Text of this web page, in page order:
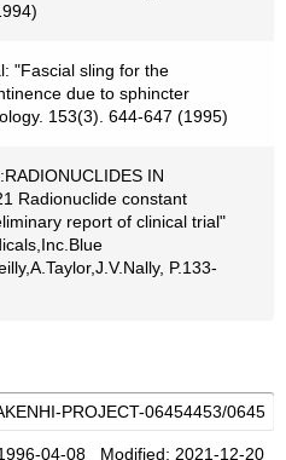
"Fascial sling for the
due to sphincter
153(3). 644-647 (1995)
IN
Radionuclide constant
report of clinical trial"
P.133-
04-08 Modified: 2021-12-20